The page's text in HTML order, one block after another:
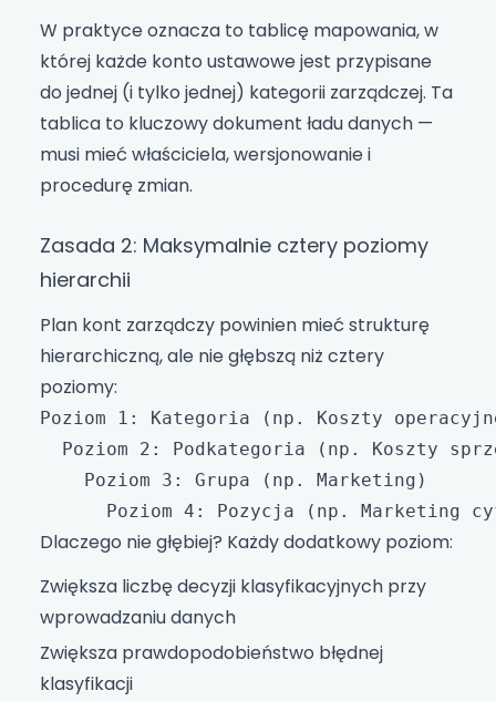
W praktyce oznacza to tablicę mapowania, w
której każde konto ustawowe jest przypisane
do jednej (i tylko jednej) kategorii zarządczej. Ta
tablica to kluczowy dokument ładu danych —
musi mieć właściciela, wersjonowanie i
procedurę zmian.
Zasada 2: Maksymalnie cztery poziomy
hierarchii
Plan kont zarządczy powinien mieć strukturę
hierarchiczną, ale nie głębszą niż cztery
poziomy:
Poziom 1: Kategoria (np. Koszty
Poziom 2: Podkategoria (np. Koszty
    Poziom 3: Grupa (np. Marketing)
Dlaczego nie głębiej? Każdy dodatkowy poziom:
Zwiększa liczbę decyzji klasyfikacyjnych przy
wprowadzaniu danych
Zwiększa prawdopodobieństwo błędnej
klasyfikacji